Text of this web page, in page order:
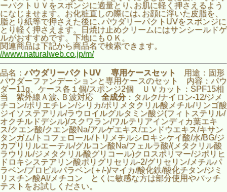
ーパクトＵＶをスポンジに適量とり､お肌に軽く押さえるよう
になじませます。お化粧直しの際には､お顔に浮いた皮脂を、
脂とり紙等で押さえた後に､パウダリーパクトUVをスポンジに
とり軽く押さえます。日焼け止めクリームにはサンシールドゲ
ルがおすすめです。下地にもＯＫ。
関連商品は下記から商品名で検索できます。
//www.naturalweb.co.jp/m/
品名： パウダリーパクトUV 専用ケースセット
用途：固形
パウダーファンデーションと専用ケースのセット 内容：パウ
ダー11g、ケース各１個/スポンジ2個 ＵＶカット：SPF15相
当 紫外線Ａ波､Ｂ波対応 全成分：タルク/ナイロン-12/ジメ
チコン/ポリエチレン/シリカ/ポリメタクリル酸メチル/リンゴ酸
ジイソステアリル/ラウロイルグルタミン酸ジ(フィトステリル/
オクチルドデシル)/スクワラン/ワルテリアインディカ葉エキ
ス/クエン酸/クエン酸Na/アルゲエキス/エンドウエキス/キサン
タンガム/トコフェロール/トリメチルシロキシケイ酸/水/BG/ジ
カプリリルエーテル/グルコン酸Na/フェルラ酸/(メタクリル酸
ラウリル/ジメタクリル酸グリコール)クロスポリマー/ジポリヒ
ドロキシステアリン酸ポリグリセリル-2/グリセリン/メチルパ
ラベン/プロピルパラベン(＋/-)/マイカ/酸化鉄/酸化チタン/ジミ
リスチン酸Al/メチコン とくに敏感な方は部分使用やパッチ
テストをお試しください。